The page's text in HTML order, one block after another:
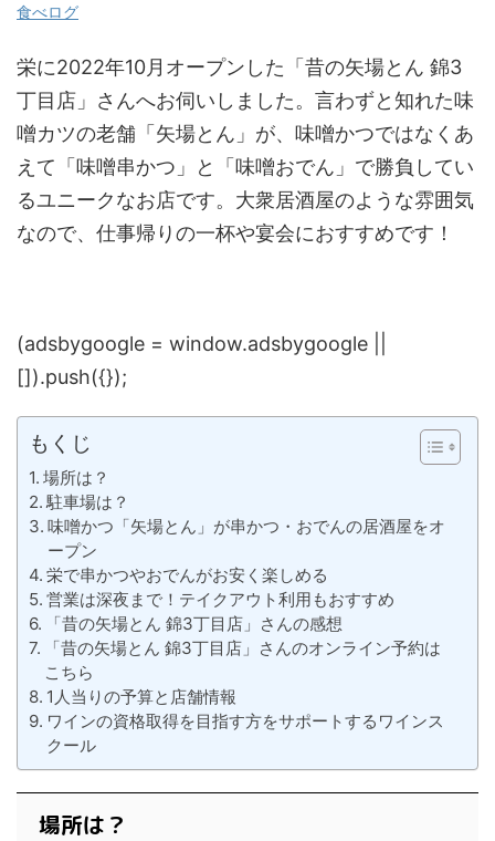
食べログ
栄に2022年10月オープンした「昔の矢場とん 錦3
丁目店」さんへお伺いしました。言わずと知れた味
噌カツの老舗「矢場とん」が、味噌かつではなくあ
えて「味噌串かつ」と「味噌おでん」で勝負してい
るユニークなお店です。大衆居酒屋のような雰囲気
なので、仕事帰りの一杯や宴会におすすめです！
(adsbygoogle = window.adsbygoogle ||
[]).push({});
もくじ
場所は？
駐車場は？
味噌かつ「矢場とん」が串かつ・おでんの居酒屋をオ
ープン
栄で串かつやおでんがお安く楽しめる
営業は深夜まで！テイクアウト利用もおすすめ
「昔の矢場とん 錦3丁目店」さんの感想
「昔の矢場とん 錦3丁目店」さんのオンライン予約は
こちら
1人当りの予算と店舗情報
ワインの資格取得を目指す方をサポートするワインス
クール
場所は？